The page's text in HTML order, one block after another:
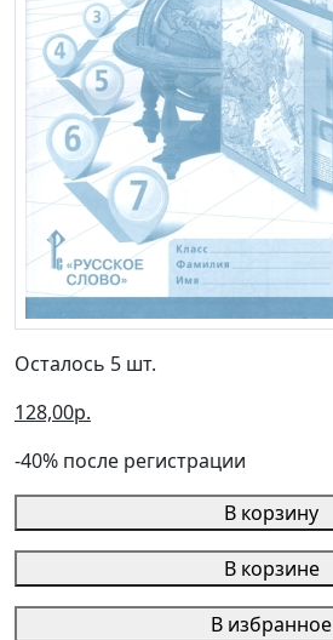
Осталось 5 шт.
128,00р.
-40% после регистрации
В корзину
В корзине
В избранное